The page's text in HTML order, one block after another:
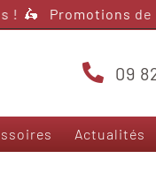
! 🛵 Promotions de
09
Actualités